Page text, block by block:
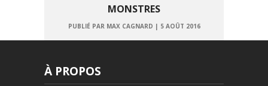
MONSTRES
PUBLIÉ PAR MAX CAGNARD | 5 AOÛT 2016
À PROPOS